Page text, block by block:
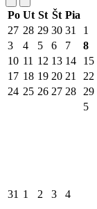
Po Ut St Št Pia
27 28 29 30 31 1
3
4 5 6 7 8
10 11 12 13 14 15
17 18 19 20 21 22
24 25 26 27 28 29
31 1 2 3 4
5